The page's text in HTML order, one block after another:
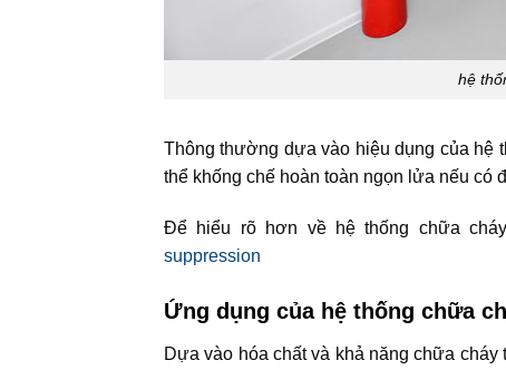
hệ
Thông thường dựa vào hiệu dụng của hệ
thể khống chế hoàn toàn ngọn lửa nếu có
Để hiểu rõ hơn về hệ thống chữa
suppression
Ứng dụng của hệ thống chữa
Dựa vào hóa chất và khả năng chữa